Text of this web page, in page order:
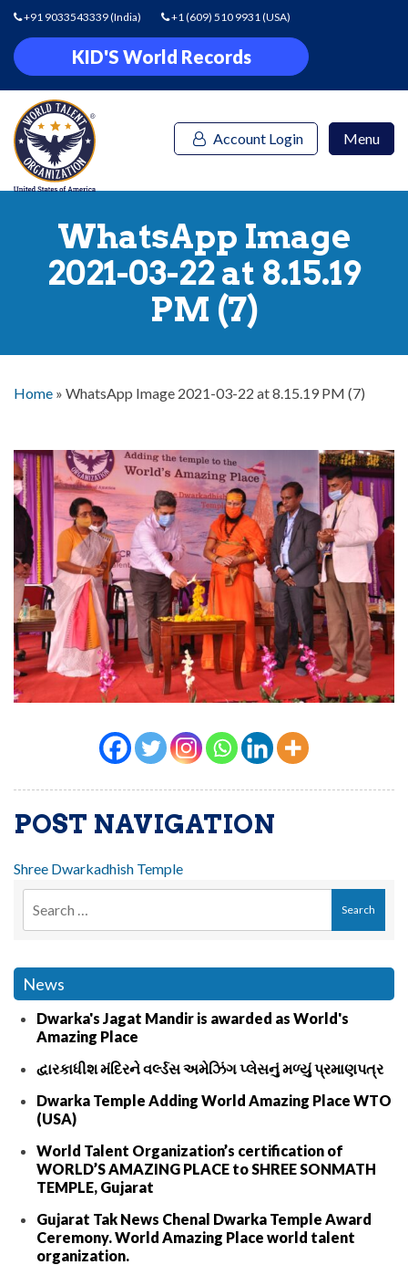
+91 9033543339(India) +1 (609) 510 9931(USA)
KID'S World Records
Account Login Menu
WhatsApp Image
2021-03-22 at 8.15.19
PM (7)
Home » WhatsApp Image 2021-03-22 at 8.15.19 PM (7)
POST NAVIGATION
Shree Dwarkadhish Temple
News
Dwarka's Jagat Mandir is awarded as World's
Amazing Place
દ્વારકાધીશ મંદિરને વર્લ્ડસ અમેઝિંગ પ્લેસનું મળ્યું પ્રમાણપત્ર
Dwarka Temple Adding World Amazing Place WTO
(USA)
World Talent Organization’s certification of
WORLD’S AMAZING PLACE to SHREE SONMATH
TEMPLE, Gujarat
Gujarat Tak News Chenal Dwarka Temple Award
Ceremony. World Amazing Place world talent
organization.